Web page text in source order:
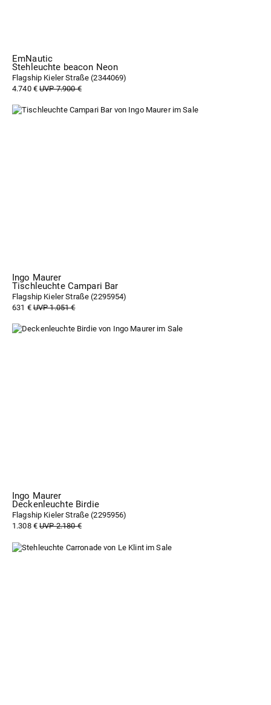
EmNautic
Stehleuchte beacon Neon
Flagship Kieler Straße (2344069)
4.740 €UVP 7.900 €
Ingo Maurer
Tischleuchte Campari Bar
Flagship Kieler Straße (2295954)
631 €UVP 1.051 €
Ingo Maurer
Deckenleuchte Birdie
Flagship Kieler Straße (2295956)
1.308 €UVP 2.180 €